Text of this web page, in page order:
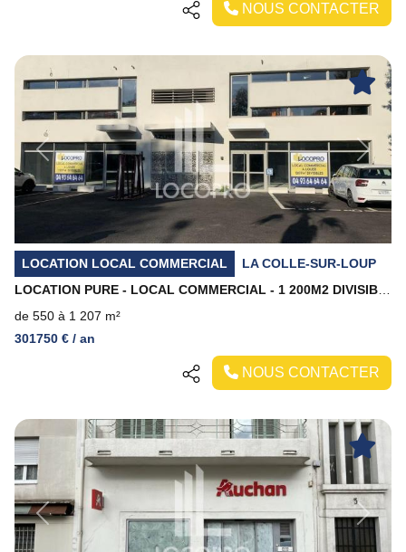
NOUS CONTACTER
Previous Next
LOCATION LOCAL COMMERCIAL
LA COLLE-SUR-LOUP
de 550 à 1 207 m²
301750 € / an
NOUS CONTACTER
Previous Next